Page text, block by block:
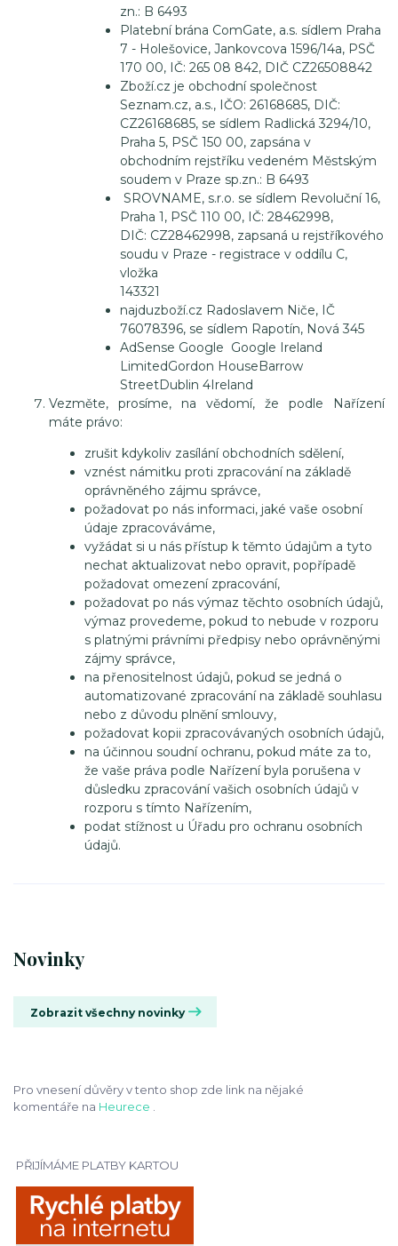
Novinky
Zobrazit všechny novinky
Pro vnesení důvěry v tento shop zde link na nějaké
komentáře na Heurece
PŘIJÍMÁME PLATBY KARTOU
zn.: B 6493
Platební brána ComGate, a.s. sídlem Praha
7 - Holešovice, Jankovcova 1596/14a, PSČ
170 00, IČ: 265 08 842, DIČ CZ26508842
Zboží.cz je obchodní společnost
Seznam.cz, a.s., IČO: 26168685, DIČ:
CZ26168685, se sídlem Radlická 3294/10,
Praha 5, PSČ 150 00, zapsána v
obchodním rejstříku vedeném Městským
soudem v Praze sp.zn.: B 6493
SROVNAME, s.r.o. se sídlem Revoluční 16,
Praha 1, PSČ 110 00, IČ: 28462998,
DIČ: CZ28462998, zapsaná u rejstříkového
soudu v Praze - registrace v oddílu C,
vložka
143321
najduzboží.cz Radoslavem Niče, IČ
76078396, se sídlem Rapotín, Nová 345
AdSense Google Google Ireland
LimitedGordon HouseBarrow
StreetDublin 4Ireland
Vezměte, prosíme, na vědomí, že podle Nařízení
máte právo:
zrušit kdykoliv zasílání obchodních sdělení,
vznést námitku proti zpracování na základě
oprávněného zájmu správce,
požadovat po nás informaci, jaké vaše osobní
údaje zpracováváme,
vyžádat si u nás přístup k těmto údajům a tyto
nechat aktualizovat nebo opravit, popřípadě
požadovat omezení zpracování,
požadovat po nás výmaz těchto osobních údajů,
výmaz provedeme, pokud to nebude v rozporu
s platnými právními předpisy nebo oprávněnými
zájmy správce,
na přenositelnost údajů, pokud se jedná o
automatizované zpracování na základě souhlasu
nebo z důvodu plnění smlouvy,
požadovat kopii zpracovávaných osobních údajů,
na účinnou soudní ochranu, pokud máte za to,
že vaše práva podle Nařízení byla porušena v
důsledku zpracování vašich osobních údajů v
rozporu s tímto Nařízením,
podat stížnost u Úřadu pro ochranu osobních
údajů.